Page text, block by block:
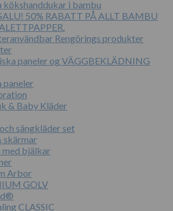
i bambu
50% RABATT PÅ ALLT BAMBU
Rengörings produkter
paneler og VÄGGBEKLÄDNING
paneler
& Baby Kläder
sängkläder set
skärmar
med bjälkar
Arbor
GOLV
CLASSIC